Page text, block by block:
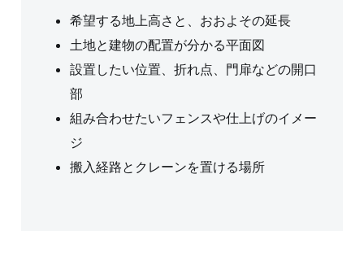
希望する地上高さと、おおよその延長
土地と建物の配置が分かる平面図
設置したい位置、折れ点、門扉などの開口
部
組み合わせたいフェンスや仕上げのイメー
ジ
搬入経路とクレーンを置ける場所